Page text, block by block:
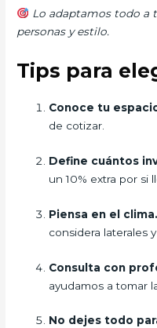
Lo adaptamos todo a
personas y estilo.
Tips para
Conoce tu
de cotizar.
Define cuántos
un 10% extra por si
Piensa en el clima.
considera laterales y
Consulta con
ayudamos a tomar
No dejes todo